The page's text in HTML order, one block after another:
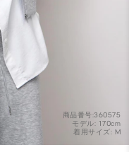
商品番号:360575
モデル: 170cm
着用サイズ: M